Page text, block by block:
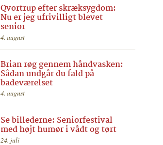
Qvortrup efter skræksygdom:
Nu er jeg ufrivilligt blevet
senior
4. august
Brian røg gennem håndvasken:
Sådan undgår du fald på
badeværelset
4. august
Se billederne: Seniorfestival
med højt humør i vådt og tørt
24. juli